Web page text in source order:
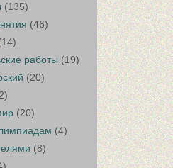
(135)
(46)
работы (19)
(20)
(20)
(4)
(8)